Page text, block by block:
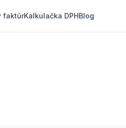
faktúrKalkulačka DPHBlog